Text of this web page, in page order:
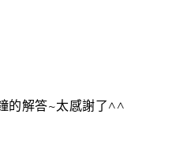
的解答~太感謝了^^